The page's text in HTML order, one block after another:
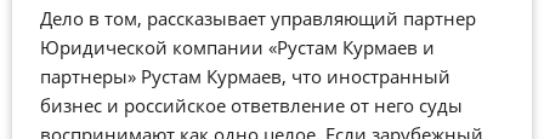
Дело в том, рассказывает управляющий партнер
Юридической компании «Рустам Курмаев и
партнеры» Рустам Курмаев, что иностранный
бизнес и российское ответвление от него суды
воспринимают как одно целое. Если зарубежный